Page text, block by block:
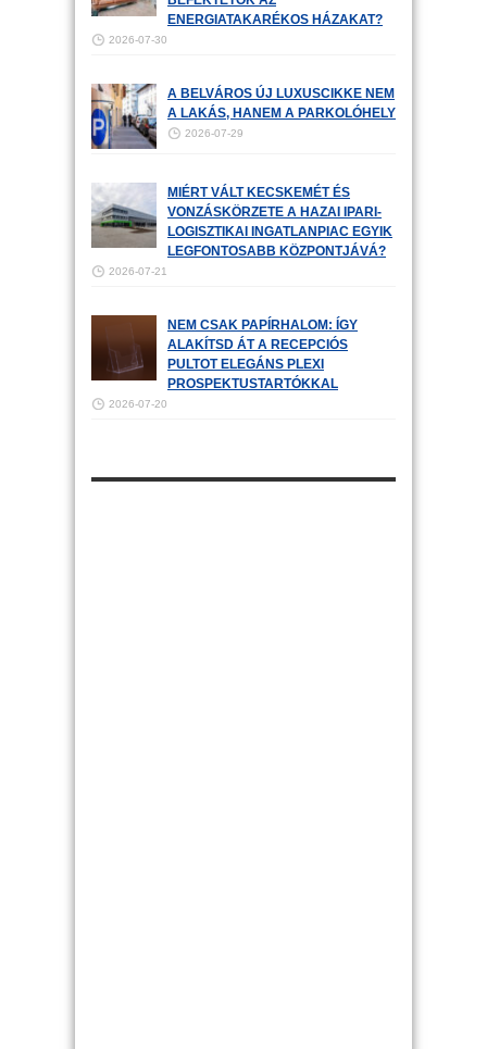
ENERGIATAKARÉKOS HÁZAKAT?
2026-07-30
A BELVÁROS ÚJ LUXUSCIKKE NEM
A LAKÁS, HANEM A PARKOLÓHELY
2026-07-29
MIÉRT VÁLT KECSKEMÉT ÉS
VONZÁSKÖRZETE A HAZAI IPARI-
LOGISZTIKAI INGATLANPIAC EGYIK
LEGFONTOSABB KÖZPONTJÁVÁ?
2026-07-21
NEM CSAK PAPÍRHALOM: ÍGY
ALAKÍTSD ÁT A RECEPCIÓS
PULTOT ELEGÁNS PLEXI
PROSPEKTUSTARTÓKKAL
2026-07-20